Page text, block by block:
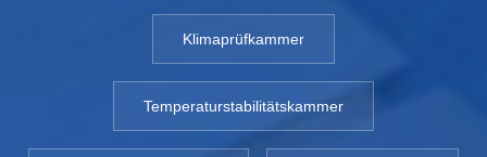
Klimaprüfkammer
Temperaturstabilitätskammer